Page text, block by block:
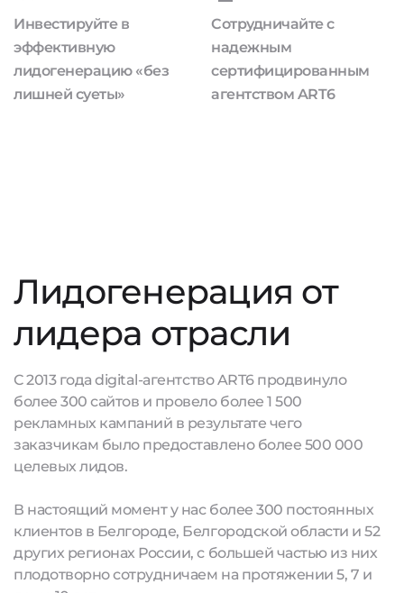
Инвестируйте в
эффективную
лидогенерацию «без
лишней суеты»
Сотрудничайте с
надежным
сертифицированным
агентством ART6
Лидогенерация от
лидера отрасли
С 2013 года digital-агентство ART6 продвинуло
более 300 сайтов и провело более 1 500
рекламных кампаний в результате чего
заказчикам было предоставлено более 500 000
целевых лидов.
В настоящий момент у нас более 300 постоянных
клиентов в Белгороде, Белгородской области и 52
других регионах России, с большей частью из них
плодотворно сотрудничаем на протяжении 5, 7 и